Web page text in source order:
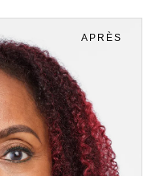
APRÈS